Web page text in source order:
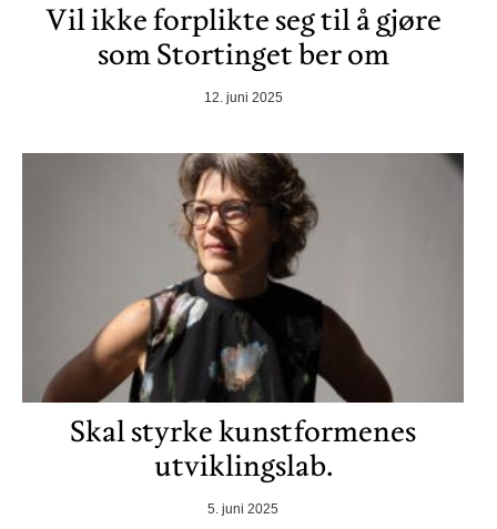
Vil ikke forplikte seg til å gjøre
som Stortinget ber om
12. juni 2025
Skal styrke kunstformenes
utviklingslab.
5. juni 2025